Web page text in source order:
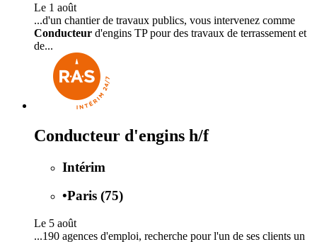
Le 1 août
...d'un chantier de travaux publics, vous intervenez comme
Conducteur d'engins TP pour des travaux de terrassement et
de...
Conducteur d'engins h/f
Intérim
•Paris (75)
Le 5 août
...190 agences d'emploi, recherche pour l'un de ses clients un